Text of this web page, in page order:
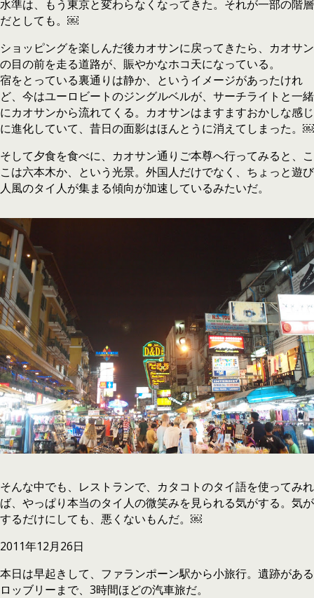
水準は、もう東京と変わらなくなってきた。それが一部の階層
だとしても。￼
ショッピングを楽しんだ後カオサンに戻ってきたら、カオサン
の目の前を走る道路が、賑やかなホコ天になっている。
宿をとっている裏通りは静か、というイメージがあったけれ
ど、今はユーロビートのジングルベルが、サーチライトと一緒
にカオサンから流れてくる。カオサンはますますおかしな感じ
に進化していて、昔日の面影はほんとうに消えてしまった。￼
そして夕食を食べに、カオサン通りご本尊へ行ってみると、こ
こは六本木か、という光景。外国人だけでなく、ちょっと遊び
人風のタイ人が集まる傾向が加速しているみたいだ。
そんな中でも、レストランで、カタコトのタイ語を使ってみれ
ば、やっぱり本当のタイ人の微笑みを見られる気がする。気が
するだけにしても、悪くないもんだ。￼
2011年12月26日
本日は早起きして、ファランポーン駅から小旅行。遺跡がある
ロッブリーまで、3時間ほどの汽車旅だ。